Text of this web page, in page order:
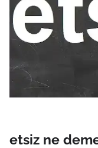
etsiz ne